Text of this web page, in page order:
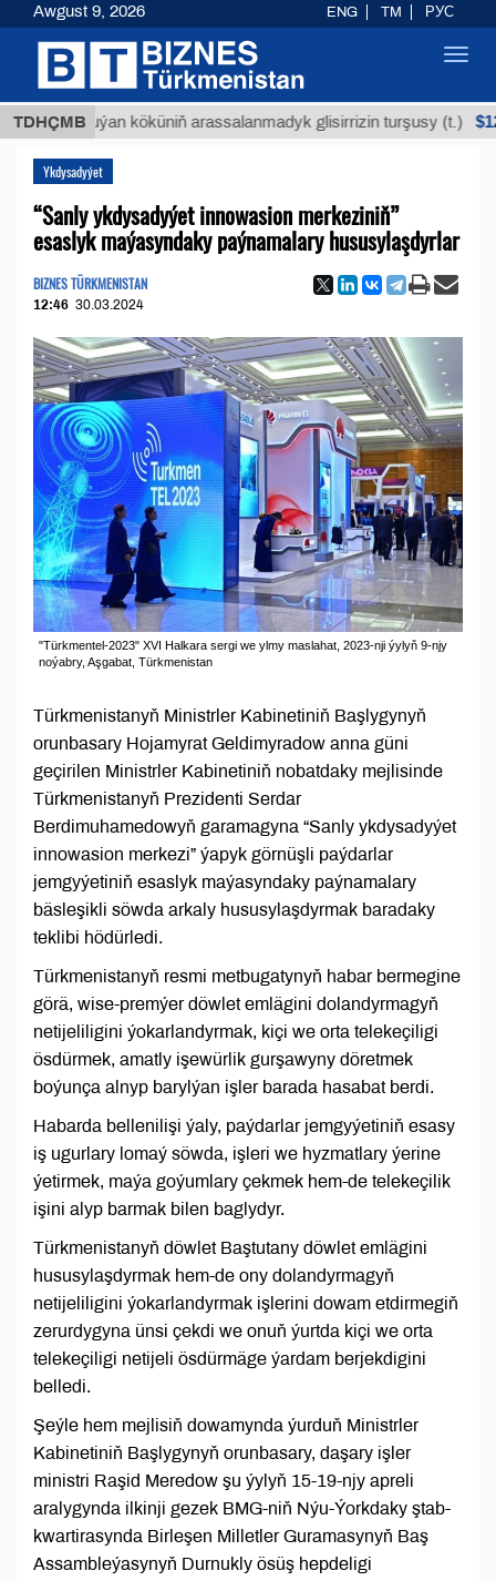
TDHÇMB
Buýan köküniň arassalanmadyk glisirrizin turşusy (t.) $12935,18
Ykdysadyýet
“Sanly ykdysadyýet innowasion merkeziniň”
esaslyk maýasyndaky paýnamalary hususylaşdyrlar
BIZNES TÜRKMENISTAN
12:46 30.03.2024
"Türkmentel-2023" XVI Halkara sergi we ylmy maslahat, 2023-nji ýylyň 9-njy
noýabry, Aşgabat, Türkmenistan
Türkmenistanyň Ministrler Kabinetiniň Başlygynyň
orunbasary Hojamyrat Geldimyradow anna güni
geçirilen Ministrler Kabinetiniň nobatdaky mejlisinde
Türkmenistanyň Prezidenti Serdar
Berdimuhamedowyň garamagyna “Sanly ykdysadyýet
innowasion merkezi” ýapyk görnüşli paýdarlar
jemgyýetiniň esaslyk maýasyndaky paýnamalary
bäsleşikli söwda arkaly hususylaşdyrmak baradaky
teklibi hödürledi.
Türkmenistanyň resmi metbugatynyň habar bermegine
görä, wise-premýer döwlet emlägini dolandyrmagyň
netijeliligini ýokarlandyrmak, kiçi we orta telekeçiligi
ösdürmek, amatly işewürlik gurşawyny döretmek
boýunça alnyp barylýan işler barada hasabat berdi.
Habarda bellenilişi ýaly, paýdarlar jemgyýetiniň esasy
iş ugurlary lomaý söwda, işleri we hyzmatlary ýerine
ýetirmek, maýa goýumlary çekmek hem-de telekeçilik
işini alyp barmak bilen baglydyr.
Türkmenistanyň döwlet Baştutany döwlet emlägini
hususylaşdyrmak hem-de ony dolandyrmagyň
netijeliligini ýokarlandyrmak işlerini dowam etdirmegiň
zerurdygyna ünsi çekdi we onuň ýurtda kiçi we orta
telekeçiligi netijeli ösdürmäge ýardam berjekdigini
belledi.
Şeýle hem mejlisiň dowamynda ýurduň Ministrler
Kabinetiniň Başlygynyň orunbasary, daşary işler
ministri Raşid Meredow şu ýylyň 15-19-njy apreli
aralygynda ilkinji gezek BMG-niň Nýu-Ýorkdaky ştab-
kwartirasynda Birleşen Milletler Guramasynyň Baş
Assambleýasynyň Durnukly ösüş hepdeligi
Awgust 9, 2026 ENG TM РУС